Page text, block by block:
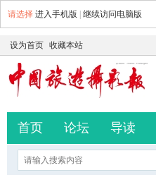
请选择 进入手机版 继续访问电脑版
设为首页 收藏本站
首页 论坛 导读